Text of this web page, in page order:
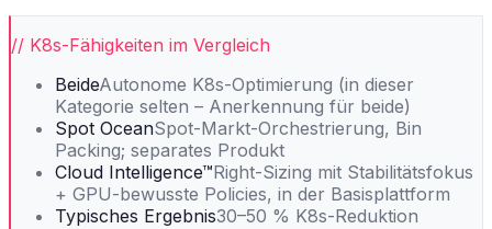
// K8s-Fähigkeiten im Vergleich
BeideAutonome K8s-Optimierung (in dieser
Kategorie selten – Anerkennung für beide)
Spot OceanSpot-Markt-Orchestrierung, Bin
Packing; separates Produkt
Cloud Intelligence™Right-Sizing mit Stabilitätsfokus
+ GPU-bewusste Policies, in der Basisplattform
Typisches Ergebnis30–50 % K8s-Reduktion